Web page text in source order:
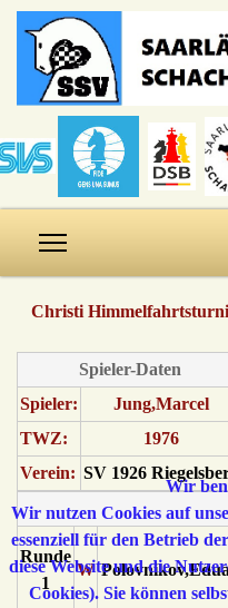
Christi
Spieler-Daten
Spieler:
Jung,Marcel
TWZ:
1976
Verein: SV 1926
Runde
1
W
Wir
Wir nutzen Cookies auf
essenziell für den Betrieb
diese Website und die
Cookies). Sie können